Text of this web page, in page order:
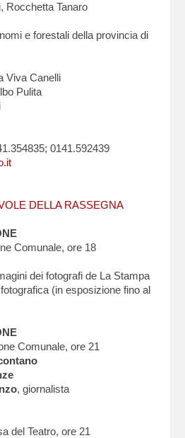
Rocchetta Tanaro
e forestali della provincia di
Viva Canelli
Pulita
0141.592439
DELLA RASSEGNA
Comunale, ore 18
dei fotografi de La Stampa
(in esposizione fino al
Comunale, ore 21
, giornalista
del Teatro, ore 21